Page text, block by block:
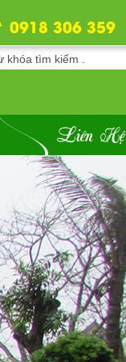
0918 306 359
Liên Hệ